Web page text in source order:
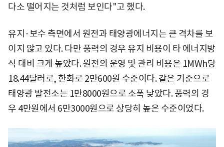
다소 떨어지는 것처럼 보인다"고 했다.
유지·보수 측면에서 원전과 태양광에너지는 큰 격차를 보
이지 않고 있다. 다만 풍력의 경우 유지 비용이 타 에너지방
식 대비 크게 높았다. 원전의 운영 및 관리 비용은 1MWh당
18.44달러로, 한화로 2만600원 수준이다. 같은 기준으로
태양광 발전소는 1만8000원으로 소폭 낮았다. 풍력의 경
우 4만원에서 6만3000원으로 상당히 높은 수준이었다.